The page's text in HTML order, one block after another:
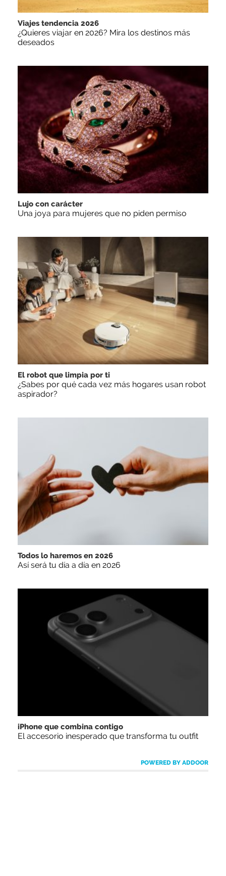
Viajes tendencia 2026
¿Quieres viajar en 2026? Mira los destinos más
deseados
Lujo con carácter
Una joya para mujeres que no piden permiso
El robot que limpia por ti
¿Sabes por qué cada vez más hogares usan robot
aspirador?
Todos lo haremos en 2026
Así será tu día a día en 2026
iPhone que combina contigo
El accesorio inesperado que transforma tu outfit
POWERED BY ADDOOR